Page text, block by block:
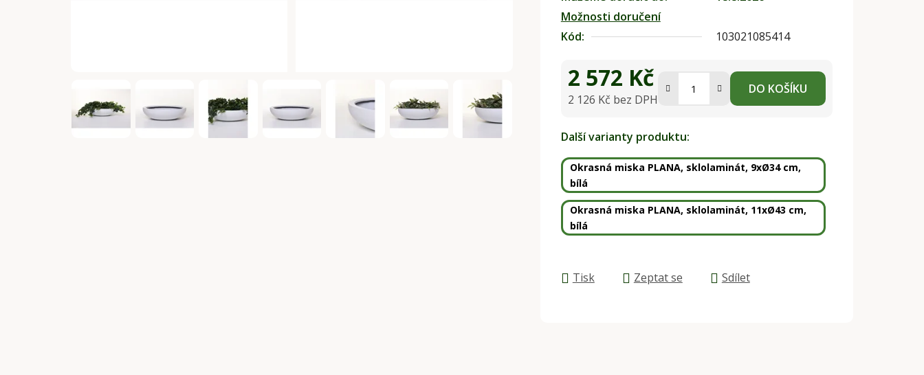
Možnosti doručení
Kód:
103021085414
2 572 Kč
2 126 Kč bez DPH
DO KOŠÍKU
Další varianty produktu:
Okrasná miska PLANA, sklolaminát, 9xØ34 cm,
bílá
Okrasná miska PLANA, sklolaminát, 11xØ43 cm,
bílá
Tisk Zeptat se Sdílet